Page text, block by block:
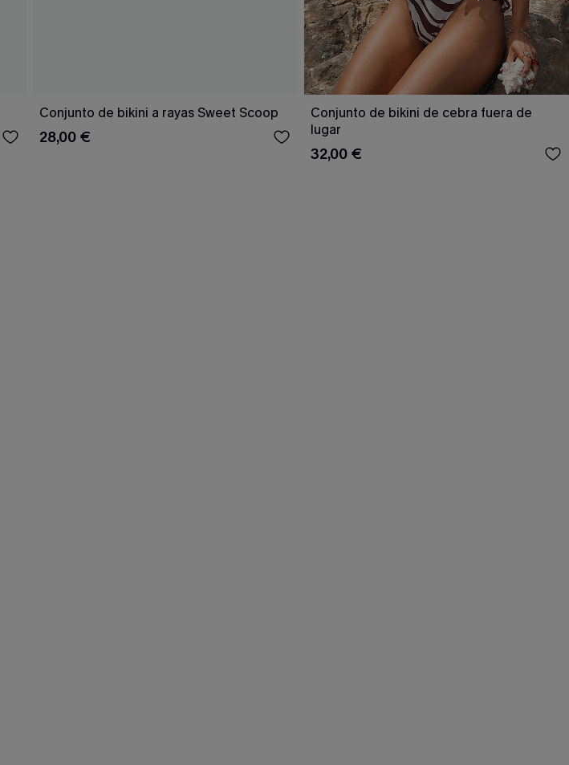
Conjunto de bikini a rayas Sweet Scoop
28,00 €
Conjunto de bikini de cebra fuera de
lugar
32,00 €